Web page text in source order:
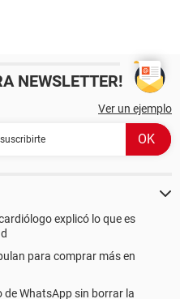
NEWSLETTER!
Ver un ejemplo
explicó lo que es
para comprar más en
WhatsApp sin borrar la